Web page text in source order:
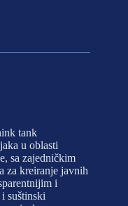
tank
u oblasti
sa zajedničkim
za kreiranje javnih
i
suštinski